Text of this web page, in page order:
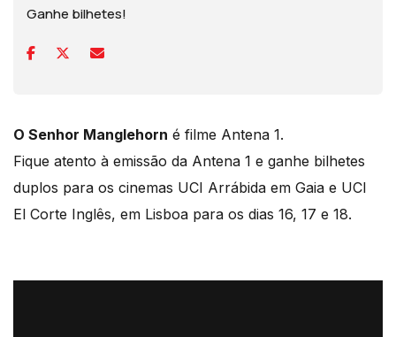
Ganhe bilhetes!
O Senhor Manglehorn é filme Antena 1.
Fique atento à emissão da Antena 1 e ganhe bilhetes
duplos para os cinemas UCI Arrábida em Gaia e UCI
El Corte Inglês, em Lisboa para os dias 16, 17 e 18.